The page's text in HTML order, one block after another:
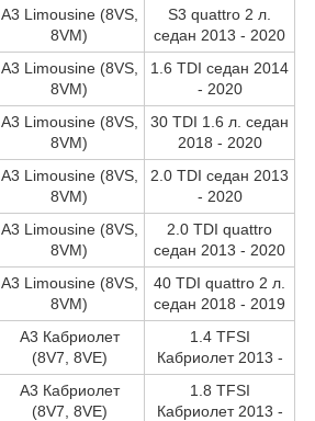
A3 Limousine (8VS,
8VM)
S3 quattro 2 л.
седан 2013 - 2020
A3 Limousine (8VS,
8VM)
1.6 TDI седан 2014
- 2020
A3 Limousine (8VS,
8VM)
30 TDI 1.6 л. седан
2018 - 2020
A3 Limousine (8VS,
8VM)
2.0 TDI седан 2013
- 2020
A3 Limousine (8VS,
8VM)
2.0 TDI quattro
седан 2013 - 2020
A3 Limousine (8VS,
8VM)
40 TDI quattro 2 л.
седан 2018 - 2019
A3 Кабриолет
(8V7, 8VE)
1.4 TFSI
Кабриолет 2013 -
A3 Кабриолет
(8V7, 8VE)
1.8 TFSI
Кабриолет 2013 -